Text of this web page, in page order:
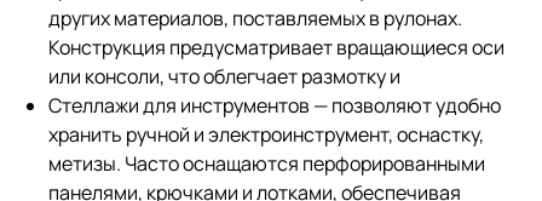
других материалов, поставляемых в рулонах.
Конструкция предусматривает вращающиеся оси
или консоли, что облегчает размотку и
Стеллажи для инструментов — позволяют удобно
хранить ручной и электроинструмент, оснастку,
метизы. Часто оснащаются перфорированными
панелями, крючками и лотками, обеспечивая